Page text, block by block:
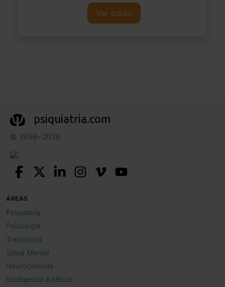
Ver curso
psiquiatria.com
© 1996–2026
ÁREAS
Psiquiatría
Psicología
Trastornos
Salud Mental
Neurociencias
Inteligencia Artificial